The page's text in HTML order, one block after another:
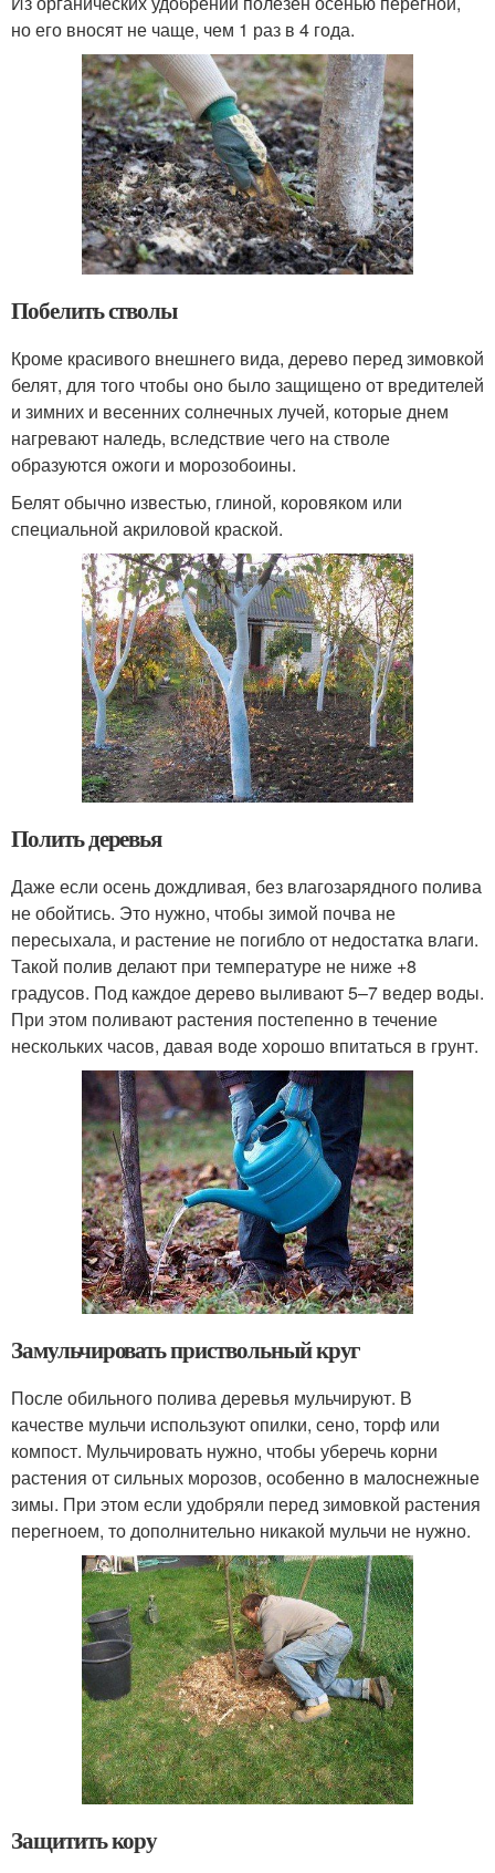
но его вносят не чаще, чем 1 раз в 4 года.
Побелить стволы
Кроме красивого внешнего вида, дерево перед зимовкой
белят, для того чтобы оно было защищено от вредителей
и зимних и весенних солнечных лучей, которые днем
нагревают наледь, вследствие чего на стволе
образуются ожоги и морозобоины.
Белят обычно известью, глиной, коровяком или
специальной акриловой краской.
Полить деревья
Даже если осень дождливая, без влагозарядного полива
не обойтись. Это нужно, чтобы зимой почва не
пересыхала, и растение не погибло от недостатка влаги.
Такой полив делают при температуре не ниже +8
градусов. Под каждое дерево выливают 5–7 ведер воды.
При этом поливают растения постепенно в течение
нескольких часов, давая воде хорошо впитаться в грунт.
Замульчировать приствольный круг
После обильного полива деревья мульчируют. В
качестве мульчи используют опилки, сено, торф или
компост. Мульчировать нужно, чтобы уберечь корни
растения от сильных морозов, особенно в малоснежные
зимы. При этом если удобряли перед зимовкой растения
перегноем, то дополнительно никакой мульчи не нужно.
Защитить кору